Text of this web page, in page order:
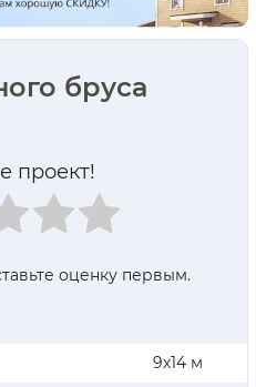
бруса
проект!
оценку первым.
9х14 м